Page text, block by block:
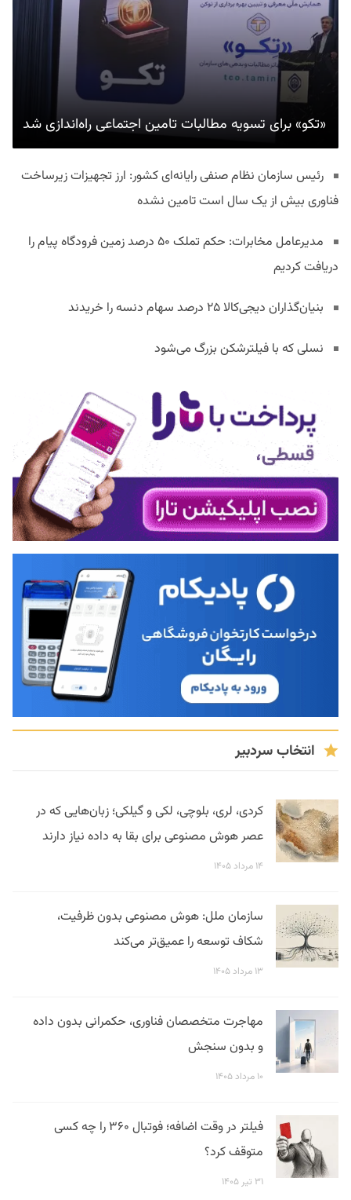
«تکو» برای تسویه مطالبات تامین اجتماعی راه‌اندازی شد
رئیس سازمان نظام صنفی رایانه‌ای کشور: ارز تجهیزات زیرساخت
فناوری بیش از یک سال است تامین نشده
مدیرعامل مخابرات: حکم تملک ۵۰ درصد زمین فرودگاه پیام را
دریافت کردیم
بنیان‌گذاران دیجی‌کالا ۲۵ درصد سهام دنسه را خریدند
نسلی که با فیلترشکن بزرگ می‌شود
انتخاب سردبیر
کردی، لری، بلوچی، لکی و گیلکی؛ زبان‌هایی که در
عصر هوش مصنوعی برای بقا به داده نیاز دارند
۱۴ مرداد ۱۴۰۵
سازمان ملل: هوش مصنوعی بدون ظرفیت،
شکاف توسعه را عمیق‌تر می‌کند
۱۳ مرداد ۱۴۰۵
مهاجرت متخصصان فناوری، حکمرانی بدون داده
و بدون سنجش
۱۰ مرداد ۱۴۰۵
فیلتر در وقت اضافه؛ فوتبال ۳۶۰ را چه کسی
متوقف کرد؟
۳۱ تیر ۱۴۰۵